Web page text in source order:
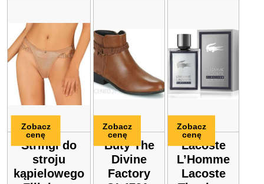
Stringi do
stroju
kąpielowego
Zobacz
cenę
Buty The
Divine
Factory
Zobacz
cenę
Lacoste
L’Homme
Lacoste
Zobacz
cenę